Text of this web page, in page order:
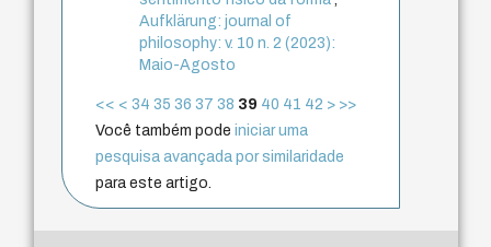
Aufklärung: journal of
philosophy: v. 10 n. 2 (2023):
Maio-Agosto
<< < 34 35 36 37 38 39 40 41 42 > >>
Você também podeiniciar uma
pesquisa avançada por similaridade
para este artigo.